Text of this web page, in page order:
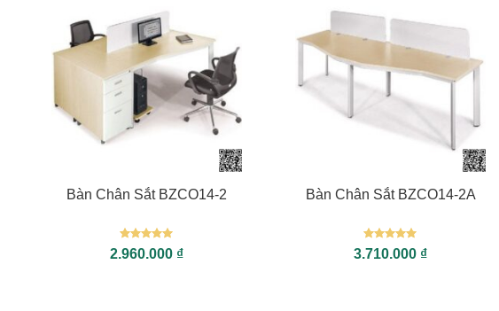
Bàn Chân Sắt BZCO14-2
Được xếp
hạng55
2.960.000 ₫
Bàn Chân Sắt BZCO14-2A
Được xếp
hạng55
3.710.000 ₫